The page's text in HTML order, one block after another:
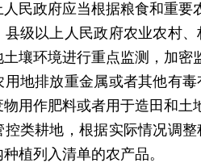
政府应当根据粮食和重要
级以上人民政府农业农村、
土壤环境进行重点监测，加密
排放重金属或者其他有毒
用作肥料或者用于造田和土
耕地，根据实际情况调整
植列入清单的农产品。